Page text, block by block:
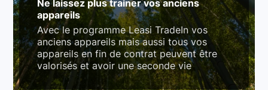
Ne laissez plus trainer vos anciens
appareils
Avec le programme Leasi TradeIn vos
anciens appareils mais aussi tous vos
appareils en fin de contrat peuvent être
valorisés et avoir une seconde vie